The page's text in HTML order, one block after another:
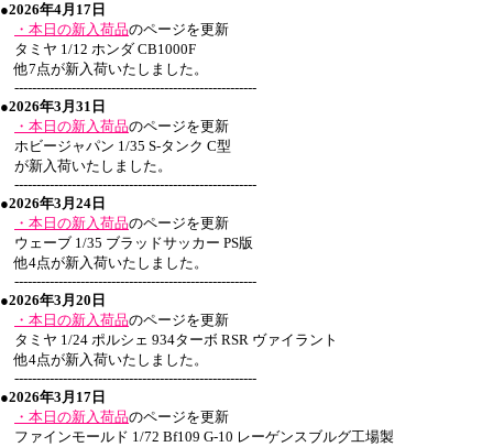
●2026年4月17日
・本日の新入荷品のページを更新
タミヤ 1/12 ホンダ CB1000F
他7点が新入荷いたしました。
-------------------------------------------------------
●2026年3月31日
・本日の新入荷品のページを更新
ホビージャパン 1/35 S-タンク C型
が新入荷いたしました。
-------------------------------------------------------
●2026年3月24日
・本日の新入荷品のページを更新
ウェーブ 1/35 ブラッドサッカー PS版
他4点が新入荷いたしました。
-------------------------------------------------------
●2026年3月20日
・本日の新入荷品のページを更新
タミヤ 1/24 ポルシェ 934ターボ RSR ヴァイラント
他4点が新入荷いたしました。
-------------------------------------------------------
●2026年3月17日
・本日の新入荷品のページを更新
ファインモールド 1/72 Bf109 G-10 レーゲンスブルグ工場製